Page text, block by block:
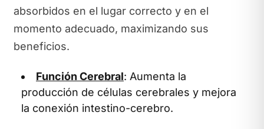
absorbidos en el lugar correcto y en el
momento adecuado, maximizando sus
beneficios.
Función Cerebral: Aumenta la
producción de células cerebrales y mejora
la conexión intestino-cerebro.